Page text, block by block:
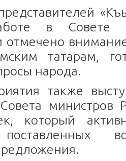
в Совете
татарам,
народа.
также
министров
который